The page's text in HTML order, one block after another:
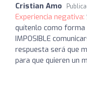
Cristian Amo
Experiencia negativa:
quítenlo como
IMPOSIBLE
respuesta será que
para que quieren un